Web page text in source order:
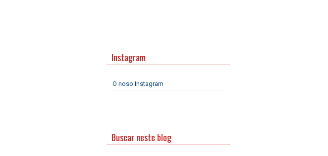
Instagram
O noso Instagram
Buscar neste blog